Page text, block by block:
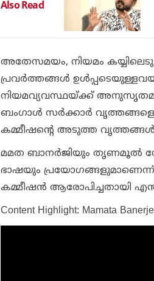
Also Read
അതേസമയം, നിയമം
പ്രവര്‍ത്തങ്ങള്‍
നിയമവ്യവസ്ഥയ്ക്ക്
ബംഗാള്‍ സര്‍ക്കാര്‍ വൃത്തങ്ങളെ
കമ്മീഷന്റെ അടുത്ത വൃത്തങ്ങള്‍
മമത ബാനര്‍ജിയും തൃണമൂല്‍
ഭാഷയും പ്രയോഗങ്ങളുമാണെന്ന്
കമ്മീഷന്‍ ആരോപിച്ചതായി
Content Highlight: Mamata